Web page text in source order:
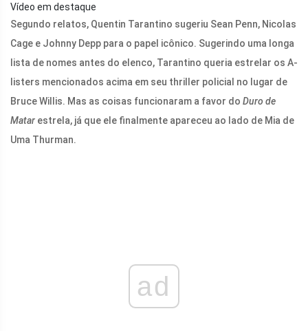
Vídeo em destaque
Segundo relatos, Quentin Tarantino sugeriu Sean Penn, Nicolas
Cage e Johnny Depp para o papel icônico. Sugerindo uma longa
lista de nomes antes do elenco, Tarantino queria estrelar os A-
listers mencionados acima em seu thriller policial no lugar de
Bruce Willis. Mas as coisas funcionaram a favor do Duro de
Matar estrela, já que ele finalmente apareceu ao lado de Mia de
Uma Thurman.
ad